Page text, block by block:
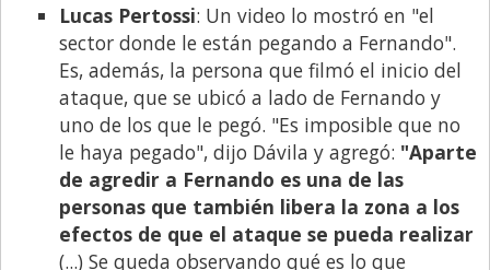
Lucas Pertossi: Un video lo mostró en "el
sector donde le están pegando a Fernando".
Es, además, la persona que filmó el inicio del
ataque, que se ubicó a lado de Fernando y
uno de los que le pegó. "Es imposible que no
le haya pegado", dijo Dávila y agregó: "Aparte
de agredir a Fernando es una de las
personas que también libera la zona a los
efectos de que el ataque se pueda realizar
(...) Se queda observando qué es lo que